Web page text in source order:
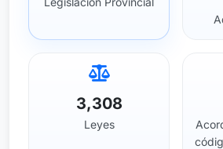
3,308
Leyes